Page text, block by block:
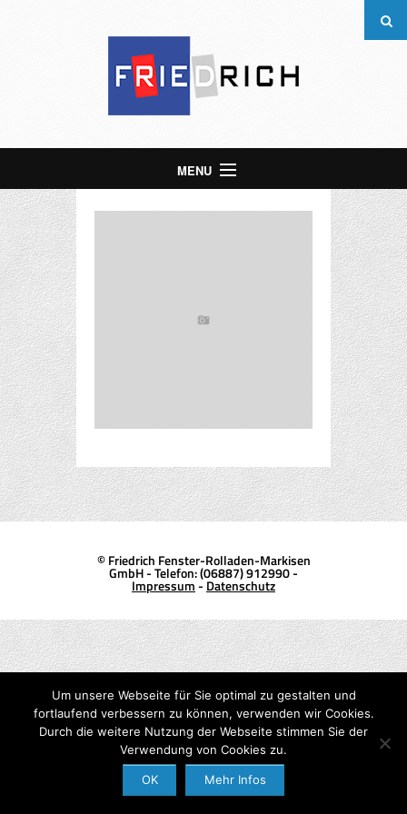
MENU
Start
Über uns
Leistungen
Kontakt
© Friedrich Fenster-Rolladen-Markisen
GmbH - Telefon: (06887) 912990 -
Impressum-Datenschutz
Um unsere Webseite für Sie optimal zu gestalten und
fortlaufend verbessern zu können, verwenden wir Cookies.
Durch die weitere Nutzung der Webseite stimmen Sie der
Verwendung von Cookies zu.
OK Mehr Infos